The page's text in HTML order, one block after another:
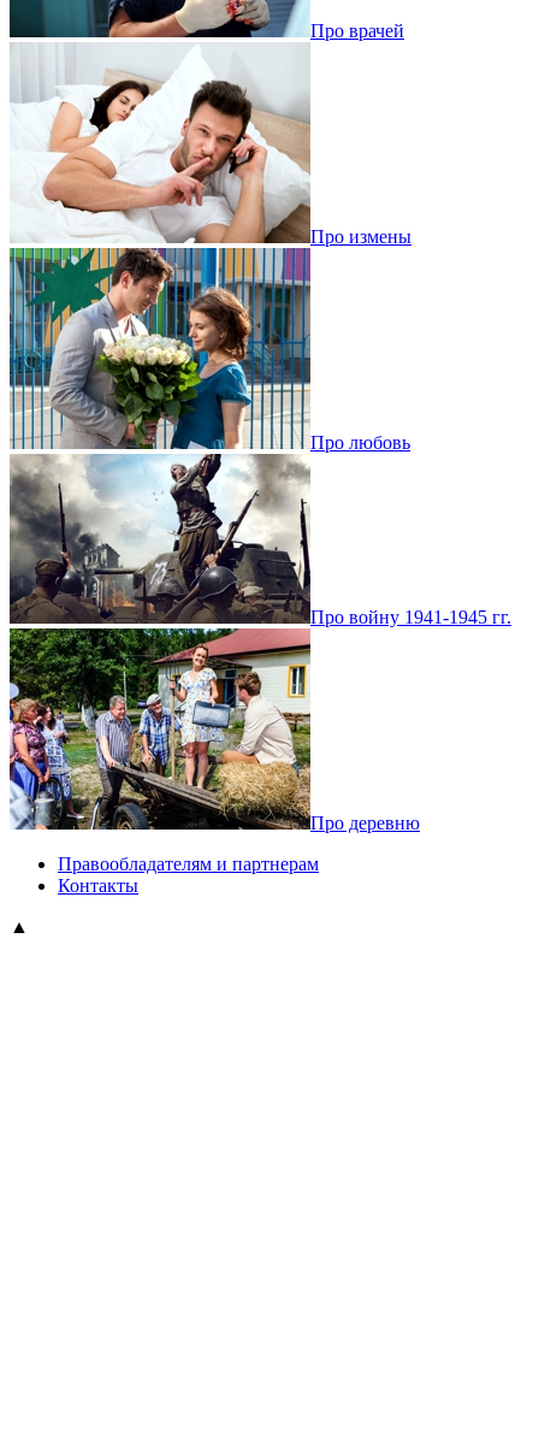
Про врачей
Про измены
Про любовь
Про войну 1941-1945 гг.
Про деревню
Правообладателям и партнерам
Контакты
▲